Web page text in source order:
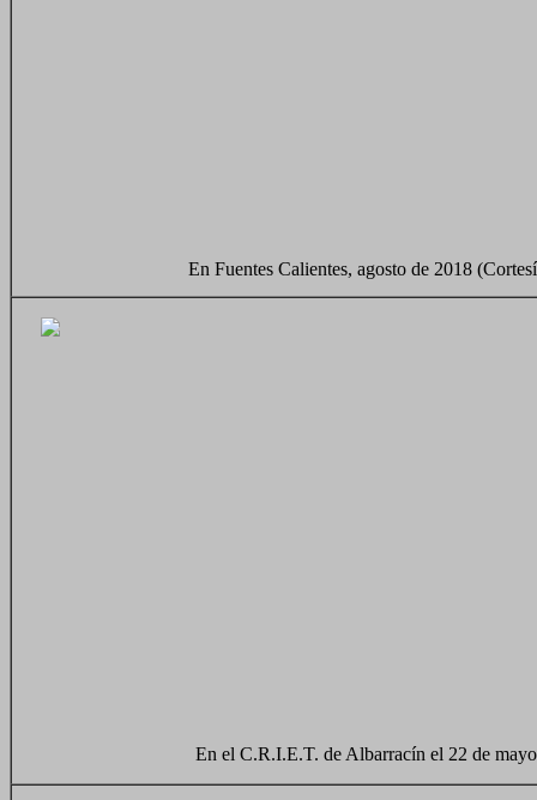
En Fuentes Calientes, agosto de 2018
En el C.R.I.E.T. de Albarracín el 22 de